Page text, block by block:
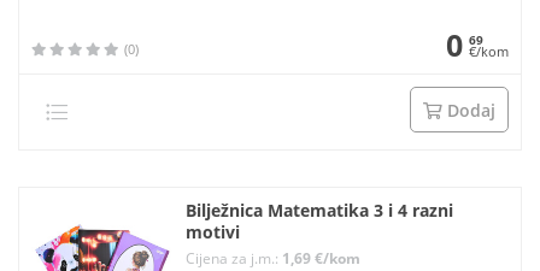
(0) 0 69
€/kom
Dodaj
Bilježnica Matematika 3 i 4 razni
motivi
Cijena za j.m.: 1,69 €/kom